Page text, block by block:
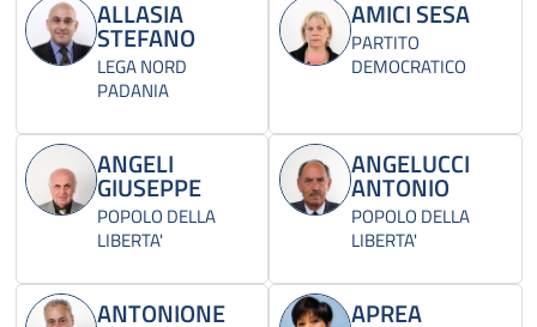
ALLASIA
STEFANO
LEGA NORD
PADANIA
AMICI SESA
PARTITO
DEMOCRATICO
ANGELI
GIUSEPPE
POPOLO DELLA
LIBERTA'
ANGELUCCI
ANTONIO
POPOLO DELLA
LIBERTA'
ANTONIONE APREA